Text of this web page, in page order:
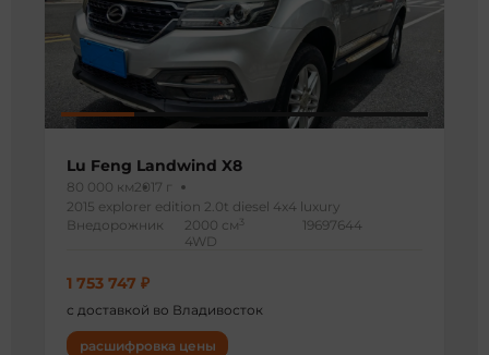
Lu Feng Landwind X8
80 000 км2017 г
2015 explorer edition 2.0t diesel 4x4 luxury
Внедорожник
2000 см 3
4WD
19697644
1 753 747 ₽
с доставкой во Владивосток
расшифровка цены